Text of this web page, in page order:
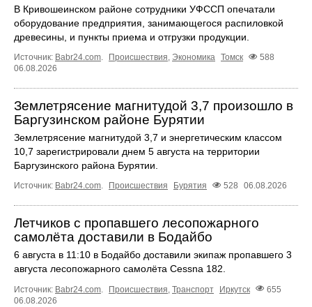
В Кривошеинском районе сотрудники УФССП опечатали
оборудование предприятия, занимающегося распиловкой
древесины, и пункты приема и отгрузки продукции.
Источник: Babr24.com. Происшествия, Экономика Томск
588
06.08.2026
Землетрясение магнитудой 3,7 произошло в
Баргузинском районе Бурятии
Землетрясение магнитудой 3,7 и энергетическим классом
10,7 зарегистрировали днем 5 августа на территории
Баргузинского района Бурятии.
Источник: Babr24.com. Происшествия Бурятия 528 06.08.2026
Летчиков с пропавшего лесопожарного
самолёта доставили в Бодайбо
6 августа в 11:10 в Бодайбо доставили экипаж пропавшего 3
августа лесопожарного самолёта Cessna 182.
Источник: Babr24.com Происшествия Транспорт Иркутск
655
06.08.2026